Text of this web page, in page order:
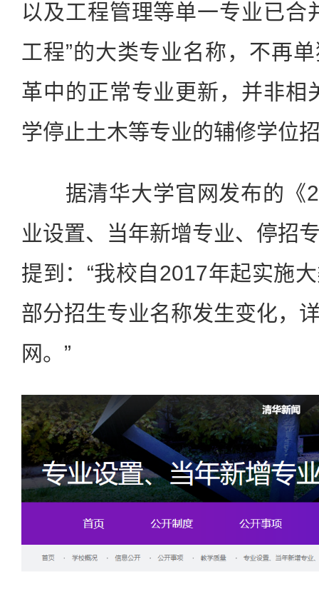
以及工程管理等单一专业已合
工程”的大类专业名称，不再
革中的正常专业更新，并非相
学停止土木等专业的辅修学位
据清华大学官网发布的《
业设置、当年新增专业、停招
提到：“我校自2017年起实施
部分招生专业名称发生变化，
网。”